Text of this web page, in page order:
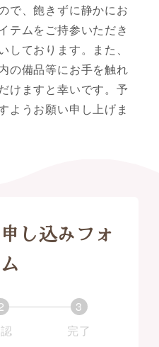
で、飽きずに静かにお
テムをご持参いただき
しております。また、
の備品等にお手を触れ
けますと幸いです。予
ようお願い申し上げま
し込みフォ
3
完了